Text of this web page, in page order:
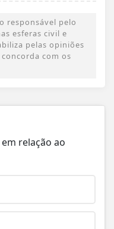
responsável pelo
esferas civil e
pelas opiniões
com os
relação ao